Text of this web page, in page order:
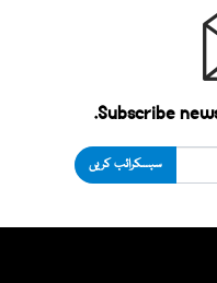
Subscribe
سبسکرائب کریں